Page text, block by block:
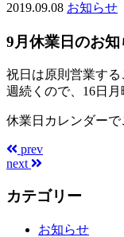
2019.09.08 お知らせ
9月休業日のお知
祝日は原則営業す
週続くので、16日
休業日カレンダーで
prev
next
カテゴリー
お知らせ